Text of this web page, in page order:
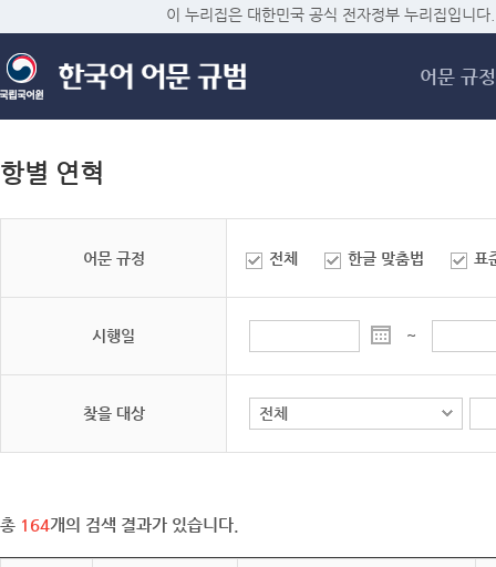
메
이 누리집은 대한민국 공식 전자정부 누리집입니다.
어문 규정
항별 연혁
어문 규정 전체 한글 맞춤법 표
시행일 ~
찾을 대상
총 164개의 검색 결과가 있습니다.